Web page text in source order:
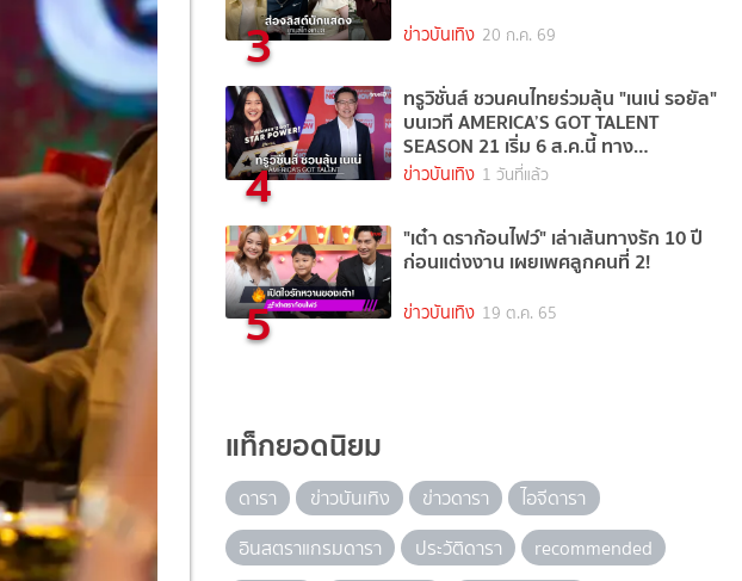
3 ข่าวบันเทิง 20 ก.ค. 69
4
ทรูวิชั่นส์ ชวนคนไทยร่วมลุ้น "เนเน่ รอยัล"
บนเวที AMERICA’S GOT TALENT
SEASON 21 เริ่ม 6 ส.ค.นี้ ทาง
TrueVisions NOW
ข่าวบันเทิง 1 วันที่แล้ว
5
"เต๋า ดราก้อนไฟว์" เล่าเส้นทางรัก 10 ปี
ก่อนแต่งงาน เผยเพศลูกคนที่ 2!
ข่าวบันเทิง 19 ต.ค. 65
แท็กยอดนิยม
ดารา ข่าวบันเทิง ข่าวดารา
ไอจีดารา
อินสตราแกรมดารา
ประวัติดารา
recommended